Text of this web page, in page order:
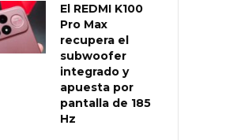
El REDMI K100
Pro Max
recupera el
subwoofer
integrado y
apuesta por
pantalla de 185
Hz